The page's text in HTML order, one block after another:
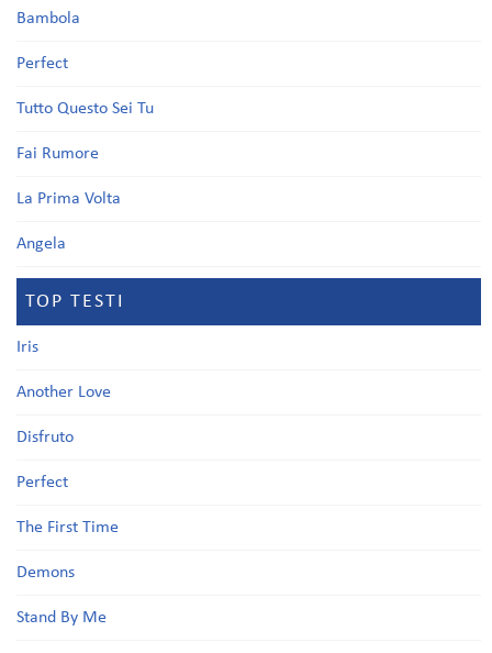
Bambola
Perfect
Tutto Questo Sei Tu
Fai Rumore
La Prima Volta
Angela
TOP TESTI
Iris
Another Love
Disfruto
Perfect
The First Time
Demons
Stand By Me